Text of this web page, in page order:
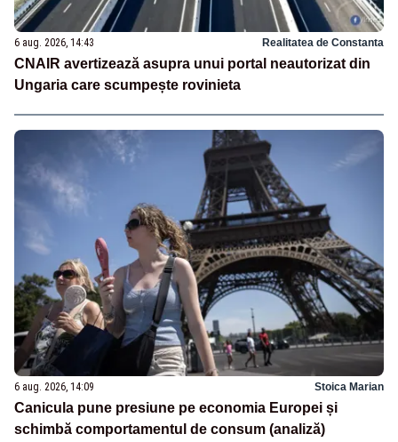
6 aug. 2026, 14:43 Realitatea de Constanta
CNAIR avertizează asupra unui portal neautorizat din
Ungaria care scumpește rovinieta
6 aug. 2026, 14:09 Stoica Marian
Canicula pune presiune pe economia Europei și
schimbă comportamentul de consum (analiză)